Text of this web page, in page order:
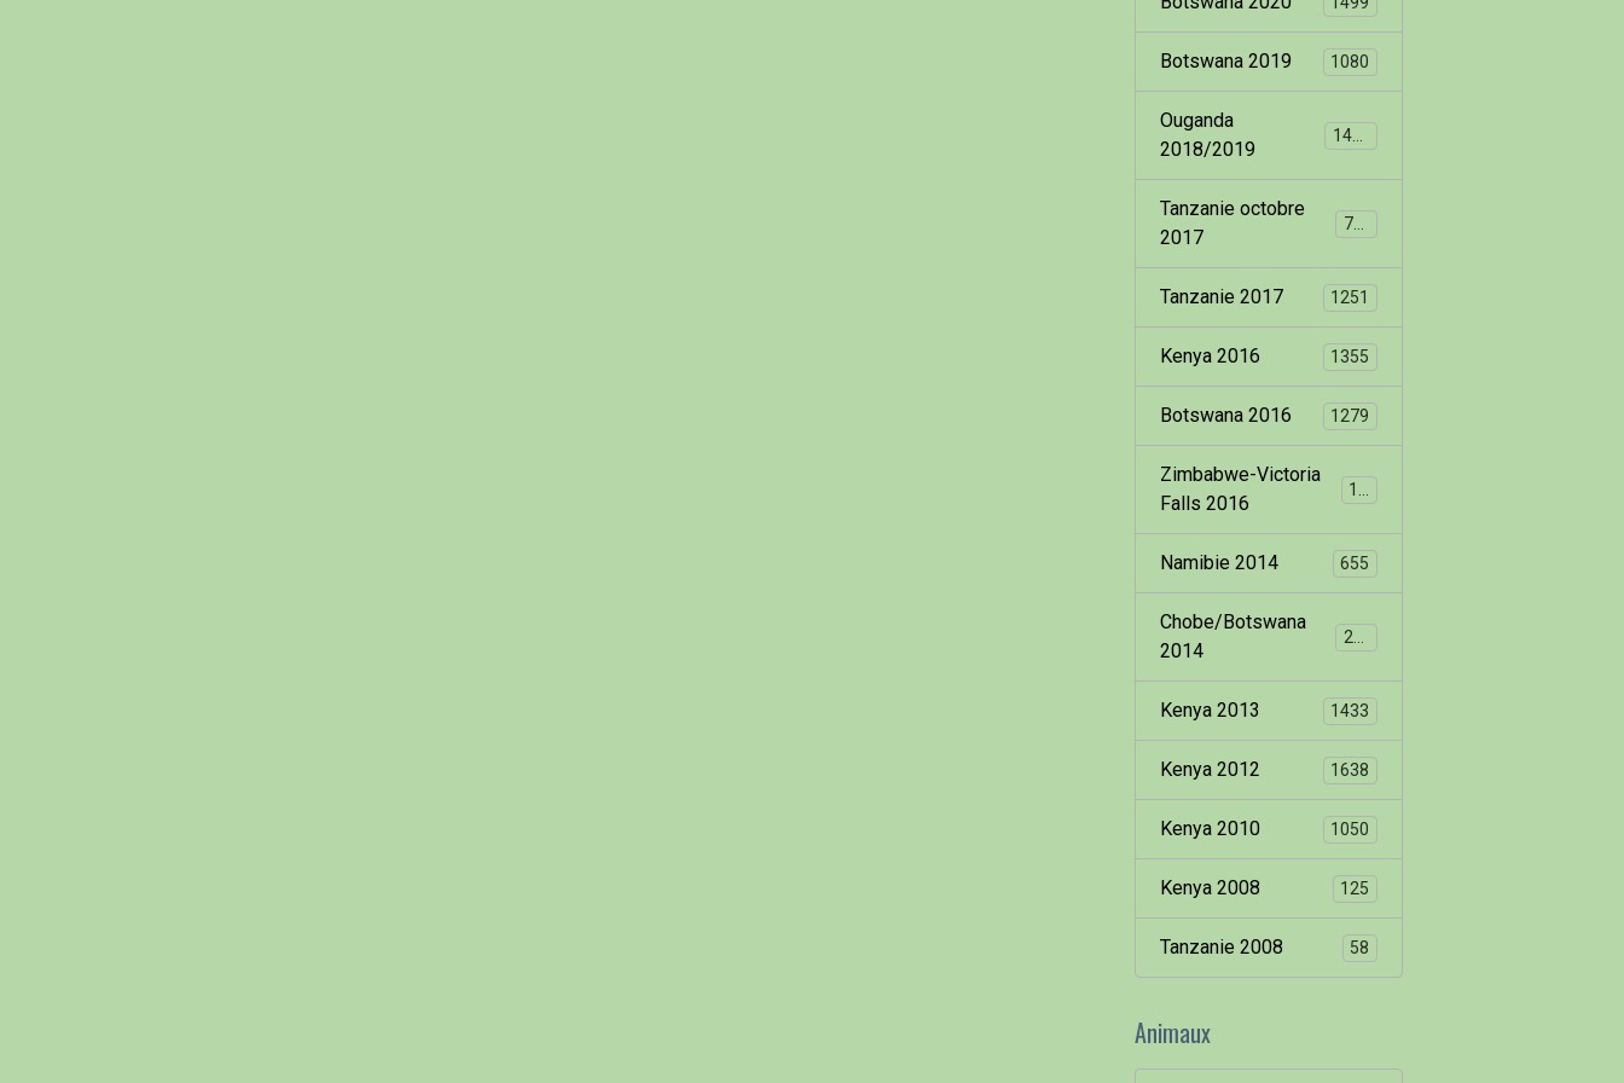
Botswana 2019 1080
Ouganda
2018/2019
Tanzanie octobre
2017
799
Tanzanie 2017 1251
Kenya 2016 1355
Botswana 2016 1279
Zimbabwe-Victoria
Falls 2016
Namibie 2014 655
Chobe/Botswana
2014
Kenya 2013 1433
Kenya 2012 1638
Kenya 2010 1050
Kenya 2008 125
Tanzanie 2008 58
Animaux